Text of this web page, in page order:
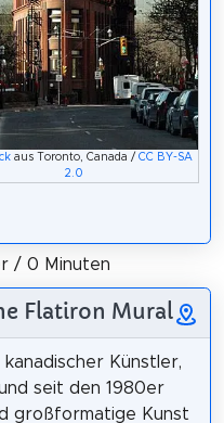
aus Toronto, Canada /CC BY-SA
2.0
/ 0 Minuten
Flatiron Mural
Künstler,
seit den 1980er
großformatige Kunst